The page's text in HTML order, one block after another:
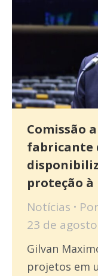
Comissão
fabricante
proteção
Notícias Por
23 de
Gilvan
projetos em